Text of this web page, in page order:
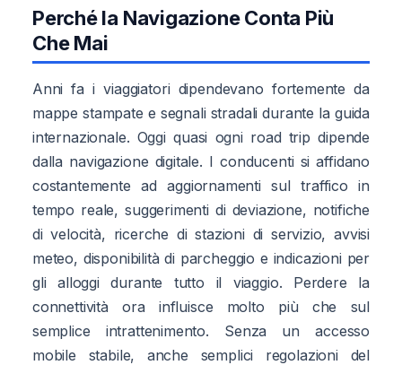
Perché la Navigazione Conta Più
Che Mai
Anni fa i viaggiatori dipendevano fortemente da
mappe stampate e segnali stradali durante la guida
internazionale. Oggi quasi ogni road trip dipende
dalla navigazione digitale. I conducenti si affidano
costantemente ad aggiornamenti sul traffico in
tempo reale, suggerimenti di deviazione, notifiche
di velocità, ricerche di stazioni di servizio, avvisi
meteo, disponibilità di parcheggio e indicazioni per
gli alloggi durante tutto il viaggio. Perdere la
connettività ora influisce molto più che sul
semplice intrattenimento. Senza un accesso
mobile stabile, anche semplici regolazioni del